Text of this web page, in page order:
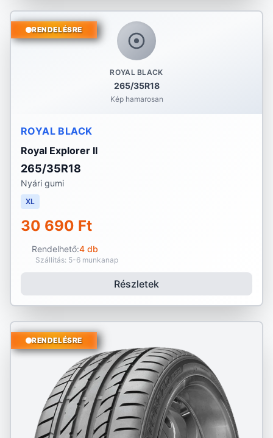
ROYAL BLACK
265/35R18
Kép hamarosan
RENDELÉSRE
ROYAL BLACK
Royal Explorer II
265/35R18
Nyári gumi
XL
30 690 Ft
Rendelhető:4 db
Szállítás: 5-6 munkanap
Részletek
RENDELÉSRE